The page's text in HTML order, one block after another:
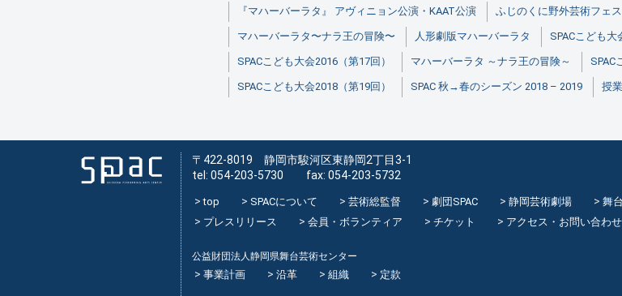
『マハーバーラタ』 アヴィニョン公演・KAAT公演 ふじのくに野外芸術フェ
マハーバーラタ〜ナラ王の冒険〜 人形劇版マハーバーラタ SPACこども大
SPACこども大会2016（第17回） マハーバーラタ ～ナラ王の冒険～ SPAC
SPACこども大会2018（第19回） SPAC 秋→春のシーズン 2018 – 2019 授業
〒422-8019 静岡市駿河区東静岡2丁目3-1
tel: 054-203-5730 fax: 054-203-5732
top SPACについて 芸術総監督 劇団SPAC 静岡芸術劇場 舞
プレスリリース
会員・ボランティア チケット アクセス・お問い合わせ
公益財団法人静岡県舞台芸術センター
事業計画 沿革 組織 定款